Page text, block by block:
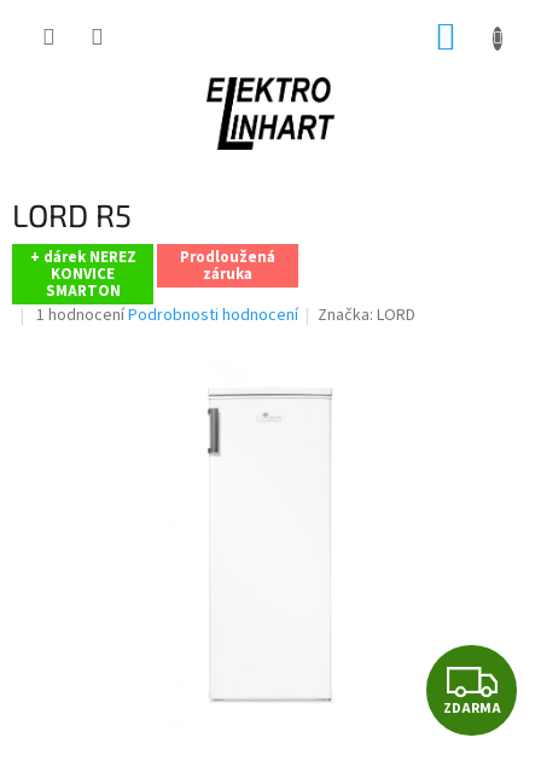
LORD R5
+ dárek NEREZ
KONVICE
SMARTON
Prodloužená
záruka
Průměrné
1 hodnoceníPodrobnosti hodnocení Značka:LORD
Z
D
ZDARMA